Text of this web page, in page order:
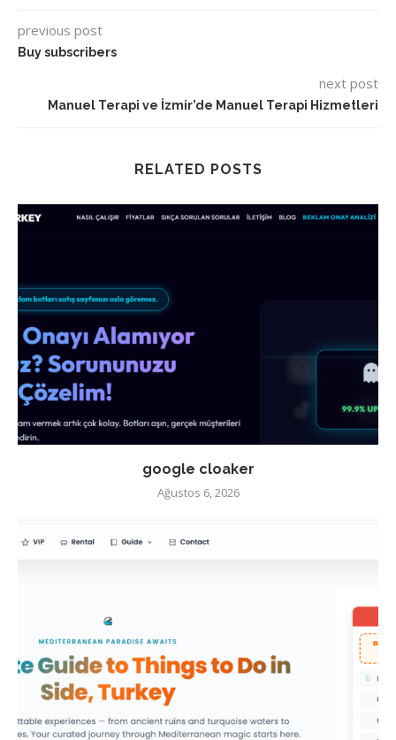
previous post
Buy subscribers
next post
Manuel Terapi ve İzmir’de Manuel Terapi Hizmetleri
RELATED POSTS
google cloaker
Ağustos 6, 2026